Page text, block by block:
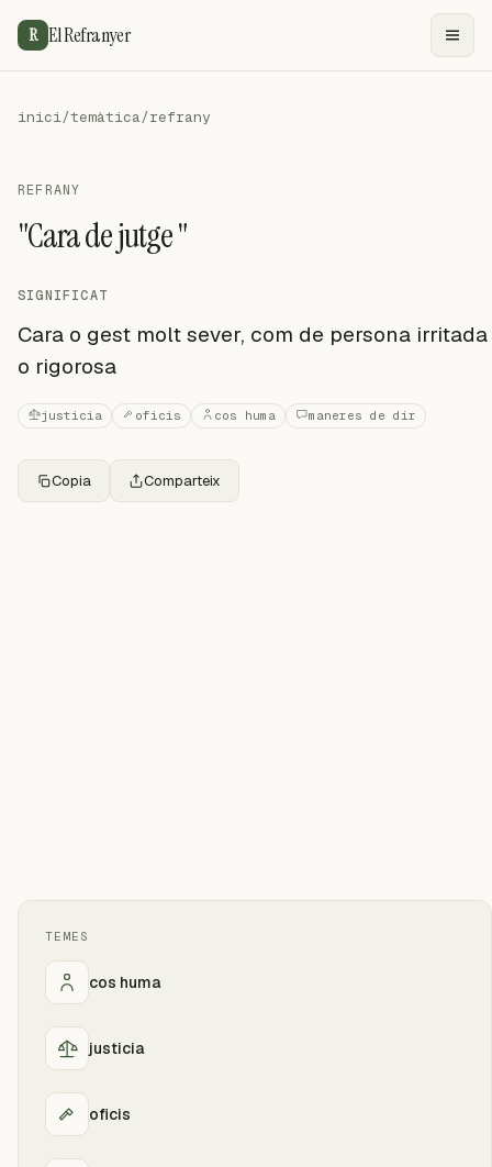
R El Refranyer
inici/temàtica/refrany
REFRANY
"Cara de jutge "
SIGNIFICAT
Cara o gest molt sever, com de persona irritada
o rigorosa
justicia oficis cos huma maneres de dir
Copia Comparteix
TEMES
cos huma
justicia
oficis